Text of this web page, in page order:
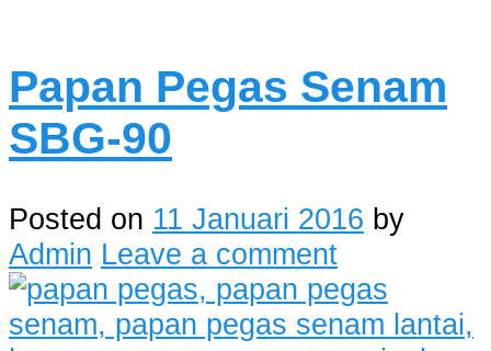
Papan Pegas Senam
SBG-90
Posted on 11 Januari 2016 by
Admin Leave a comment